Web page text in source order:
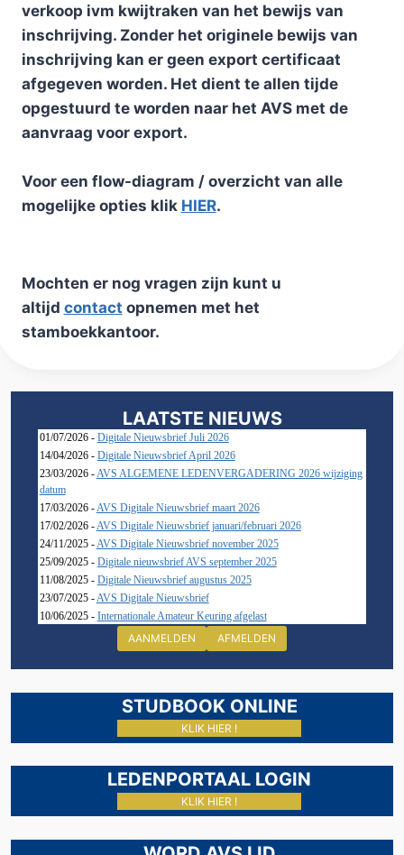
verkoop ivm kwijtraken van het bewijs van
inschrijving. Zonder het originele bewijs van
inschrijving kan er geen export certificaat
afgegeven worden. Het dient te allen tijde
opgestuurd te worden naar het AVS met de
aanvraag voor export.
Voor een flow-diagram / overzicht van alle
mogelijke opties klik HIER.
Mochten er nog vragen zijn kunt u
altijd contact opnemen met het
stamboekkantoor.
LAATSTE NIEUWS
01/07/2026 - Digitale Nieuwsbrief Juli 2026
14/04/2026 - Digitale Nieuwsbrief April 2026
23/03/2026 - AVS ALGEMENE LEDENVERGADERING 2026 wijziging
datum
17/03/2026 - AVS Digitale Nieuwsbrief maart 2026
17/02/2026 - AVS Digitale Nieuwsbrief januari/februari 2026
24/11/2025 - AVS Digitale Nieuwsbrief november 2025
25/09/2025 - Digitale nieuwsbrief AVS september 2025
11/08/2025 - Digitale Nieuwsbrief augustus 2025
23/07/2025 - AVS Digitale Nieuwsbrief
10/06/2025 - Internationale Amateur Keuring afgelast
AANMELDEN AFMELDEN
STUDBOOK ONLINE
KLIK HIER !
LEDENPORTAAL LOGIN
KLIK HIER !